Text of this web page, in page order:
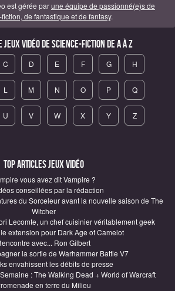
est gérée parune équipe de passionné(e)s de
de fantastique et de fantasy.
Jeux vidéo de science-fiction de A à Z
C D E F G H
L M N O P Q
U V W X Y Z
Top articles Jeux vidéo
vous avez dit Vampire ?
conseillées par la rédaction
du Sorceleur avant la nouvelle saison de The
Witcher
Lecomte, un chef cuisinier véritablement geek
extension pour Dark Age of Camelot
avec... Ron Gilbert
la sortie de Warhammer Battle V7
envahissent les débits de presse
: The Walking Dead + World of Warcraft
en terre du Milieu